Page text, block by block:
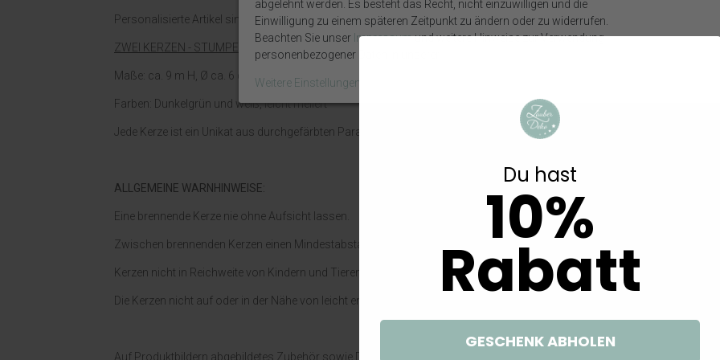
Personalisierte Artikel sind vom Umtausch ausgeschlossen!
ZWEI KERZEN - STUMPENKERZEN OHNE DUFT
Maße: ca. 9 m H, Ø ca. 6 cm
Farben: Dunkelgrün und weiß, leicht meliert
Jede Kerze ist ein Unikat aus durchgefärbten Paraffin, von Hand gegossen, Tropffest, selbstverlöschend
ALLGEMEINE WARNHINWEISE:
Eine brennende Kerze nie ohne Aufsicht lassen.
Zwischen brennenden Kerzen einen Mindestabstand von 10 cm einhalten.
Kerzen nicht in Reichweite von Kindern und Tieren brennen lassen.
Die Kerzen nicht auf oder in der Nähe von leicht entflammbaren Gegenständen brennen lassen.
Auf Produktbildern abgebildetes Zubehör sowie Dekoartikel gehören nicht zum Lieferumfang, sofern diese nicht
abgelehnt werden. Es besteht das Recht, nicht einzuwilligen und die
Einwilligung zu einem späteren Zeitpunkt zu ändern oder zu widerrufen.
Beachten Sie unser Impressumund weitere Hinweise zur Verwendung
personenbezogener Daten in unserer
Weitere Einstellungen
Du hast
10%
Rabatt
GESCHENK ABHOLEN